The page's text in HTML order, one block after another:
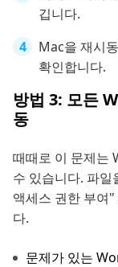
깁니다.
Mac을 재시
확인합니다.
방법 3: 모든
동
때때로 이 문제는
수 있습니다. 파
액세스 권한 부여
다.
문제가 있는